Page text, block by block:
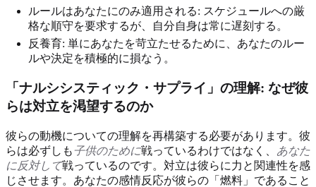
ルールはあなたにのみ適用される: スケジュールへの厳
格な順守を要求するが、自分自身は常に遅刻する。
反養育: 単にあなたを苛立たせるために、あなたのルー
ルや決定を積極的に損なう。
「ナルシシスティック・サプライ」の理解: なぜ彼
らは対立を渇望するのか
彼らの動機についての理解を再構築する必要があります。彼
らは必ずしも子供のために戦っているわけではなく、 あなた
に反対して戦っているのです。対立は彼らに力と関連性を感
じさせます。あなたの感情反応が彼らの「燃料」であること